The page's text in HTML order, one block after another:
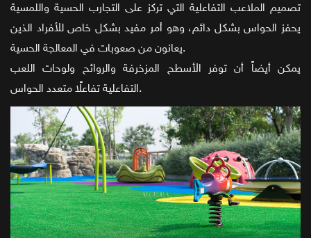
تصميم الملاعب التفاعلية التي تركز على التجارب الحسية واللمسية
يحفز الحواس بشكل دائم، وهو أمر مفيد بشكل خاص للأفراد الذين
يعانون من صعوبات في المعالجة الحسية.
يمكن أيضاً أن توفر الأسطح المزخرفة والروائح ولوحات اللعب
التفاعلية تفاعلًا متعدد الحواس.